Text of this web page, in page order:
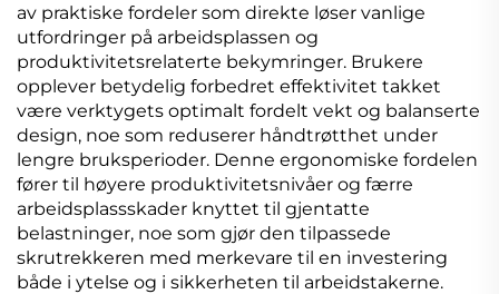
av praktiske fordeler som direkte løser vanlige
utfordringer på arbeidsplassen og
produktivitetsrelaterte bekymringer. Brukere
opplever betydelig forbedret effektivitet takket
være verktygets optimalt fordelt vekt og balanserte
design, noe som reduserer håndtrøtthet under
lengre bruksperioder. Denne ergonomiske fordelen
fører til høyere produktivitetsnivåer og færre
arbeidsplassskader knyttet til gjentatte
belastninger, noe som gjør den tilpassede
skrutrekkeren med merkevare til en investering
både i ytelse og i sikkerheten til arbeidstakerne.